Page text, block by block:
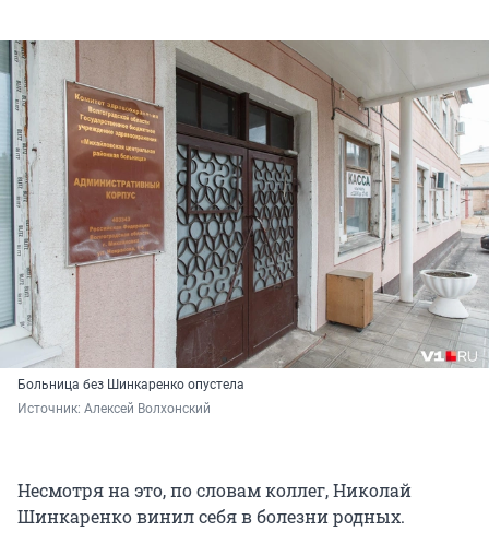
Больница без Шинкаренко опустела
Источник: Алексей Волхонский
Несмотря на это, по словам коллег, Николай
Шинкаренко винил себя в болезни родных.